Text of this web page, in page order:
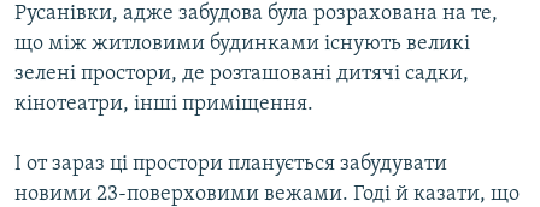
Русанівки, адже забудова була розрахована на те,
що між житловими будинками існують великі
зелені простори, де розташовані дитячі садки,
кінотеатри, інші приміщення.
І от зараз ці простори планується забудувати
новими 23-поверховими вежами. Годі й казати, що